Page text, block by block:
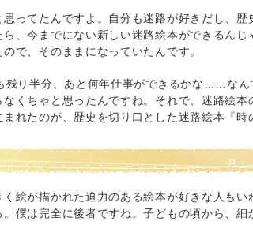
ってたんですよ。自分も迷路が好きだし、歴
、今までにない新しい迷路絵本ができるんじ
で、そのままになっていたんです。
残り半分、あと何年仕事ができるかな……なん
くちゃと思ったんですね。それで、迷路絵本
れたのが、歴史を切り口とした迷路絵本『時
絵が描かれた迫力のある絵本が好きな人もい
僕は完全に後者ですね。子どもの頃から、細